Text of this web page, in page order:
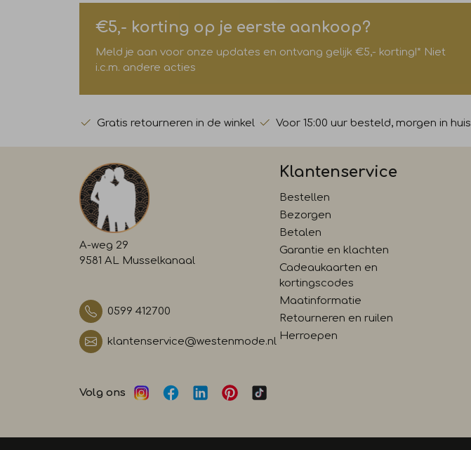
€5,- korting op je eerste aankoop?
Meld je aan voor onze updates en ontvang gelijk €5,- korting!* Niet
i.c.m. andere acties
Gratis retourneren in de winkel Voor 15:00 uur besteld, morgen in huis
A-weg 29
9581 AL Musselkanaal
0599 412700
klantenservice@westenmode.nl
Klantenservice
Bestellen
Bezorgen
Betalen
Garantie en klachten
Cadeaukaarten en
kortingscodes
Maatinformatie
Retourneren en ruilen
Herroepen
Volg ons